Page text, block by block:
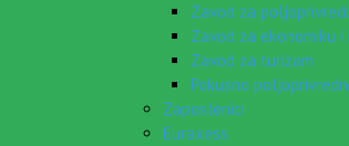
Zavod za
Zavod za ekonomiku
Zavod za turizam
Pokusno
Zaposlenici
Euraxess